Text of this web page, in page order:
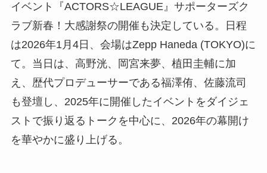
イベント『ACTORS☆LEAGUE』サポーターズク
ラブ新春！大感謝祭の開催も決定している。日程
は2026年1月4日、会場はZepp Haneda (TOKYO)に
て。当日は、高野洸、岡宮来夢、植田圭輔に加
え、歴代プロデューサーである福澤侑、佐藤流司
も登壇し、2025年に開催したイベントをダイジェ
ストで振り返るトークを中心に、2026年の幕開け
を華やかに盛り上げる。